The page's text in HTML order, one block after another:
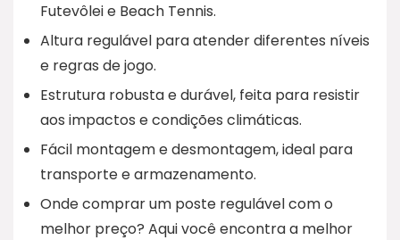
Futevôlei e Beach Tennis.
Altura regulável para atender diferentes níveis
e regras de jogo.
Estrutura robusta e durável, feita para resistir
aos impactos e condições climáticas.
Fácil montagem e desmontagem, ideal para
transporte e armazenamento.
Onde comprar um poste regulável com o
melhor preço? Aqui você encontra a melhor